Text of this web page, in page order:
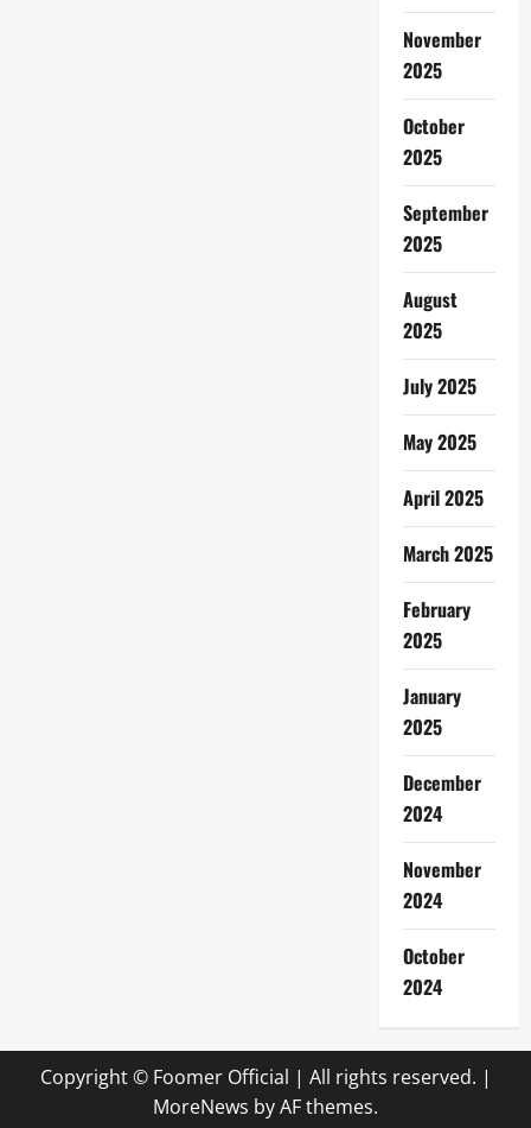
November
2025
October
2025
September
2025
August
2025
July 2025
May 2025
April 2025
March 2025
February
2025
January
2025
December
2024
November
2024
October
2024
Copyright © Foomer Official | All rights reserved. |
MoreNews by AF themes.